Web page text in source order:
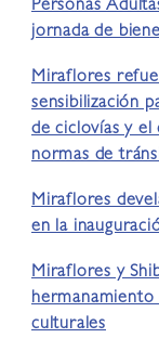
Personas
jornada de
Miraflores
sensibilización
de ciclovías y el
normas de
Miraflores
en la
Miraflores y
hermanamiento
culturales